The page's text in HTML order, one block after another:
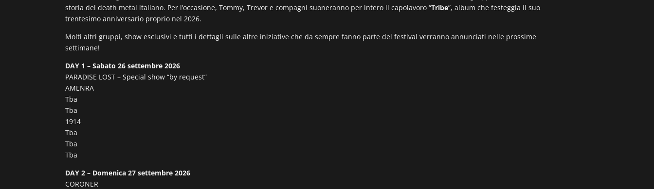
storia del death metal italiano. Per l’occasione, Tommy, Trevor e compagni suoneranno per intero il capolavoro “Tribe”, album che festeggia il suo
trentesimo anniversario proprio nel 2026.
Molti altri gruppi, show esclusivi e tutti i dettagli sulle altre iniziative che da sempre fanno parte del festival verranno annunciati nelle prossime
settimane!
DAY 1 – Sabato 26 settembre 2026
PARADISE LOST – Special show “by request”
AMENRA
Tba
Tba
1914
Tba
Tba
Tba
DAY 2 – Domenica 27 settembre 2026
CORONER